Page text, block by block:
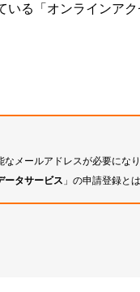
いる「オンラインア
メールアドレスが必要になり
ータサービス 」の申請登録と